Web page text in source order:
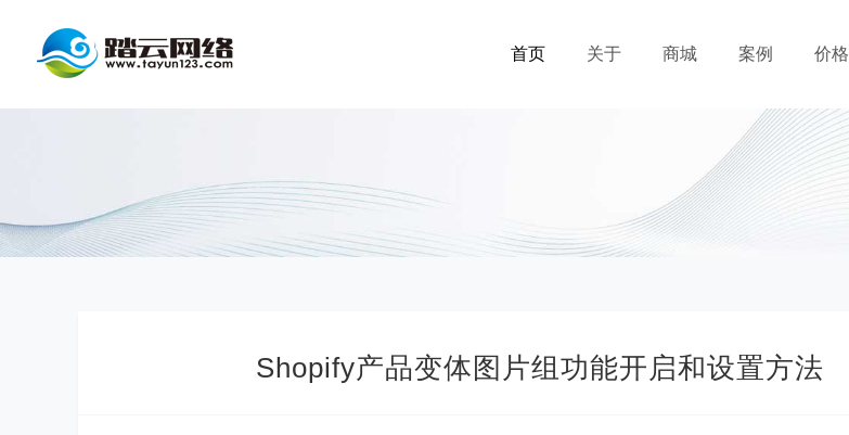
首页 关于 商城 案例 价格
Shopify产品变体图片组功能开启和设置方法